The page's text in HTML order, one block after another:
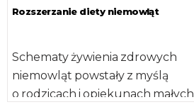
Rozszerzanie diety niemowląt
Schematy żywienia zdrowych
niemowląt powstały z myślą
o rodzicach i opiekunach małych